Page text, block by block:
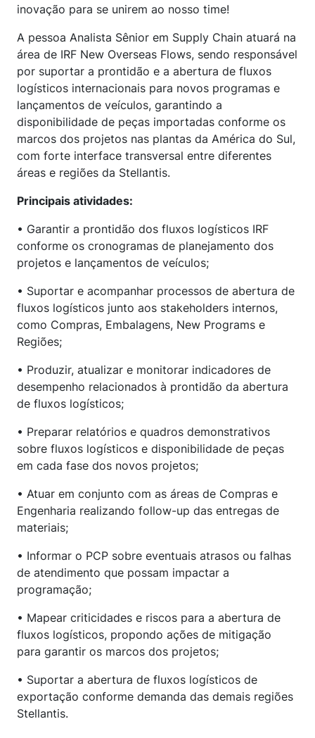
inovação para se unirem ao nosso time!
A pessoa Analista Sênior em Supply Chain atuará na
área de IRF New Overseas Flows, sendo responsável
por suportar a prontidão e a abertura de fluxos
logísticos internacionais para novos programas e
lançamentos de veículos, garantindo a
disponibilidade de peças importadas conforme os
marcos dos projetos nas plantas da América do Sul,
com forte interface transversal entre diferentes
áreas e regiões da Stellantis.
Principais atividades:
• Garantir a prontidão dos fluxos logísticos IRF
conforme os cronogramas de planejamento dos
projetos e lançamentos de veículos;
• Suportar e acompanhar processos de abertura de
fluxos logísticos junto aos stakeholders internos,
como Compras, Embalagens, New Programs e
Regiões;
• Produzir, atualizar e monitorar indicadores de
desempenho relacionados à prontidão da abertura
de fluxos logísticos;
• Preparar relatórios e quadros demonstrativos
sobre fluxos logísticos e disponibilidade de peças
em cada fase dos novos projetos;
• Atuar em conjunto com as áreas de Compras e
Engenharia realizando follow-up das entregas de
materiais;
• Informar o PCP sobre eventuais atrasos ou falhas
de atendimento que possam impactar a
programação;
• Mapear criticidades e riscos para a abertura de
fluxos logísticos, propondo ações de mitigação
para garantir os marcos dos projetos;
• Suportar a abertura de fluxos logísticos de
exportação conforme demanda das demais regiões
Stellantis.